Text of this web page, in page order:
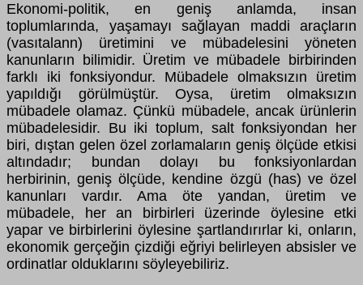
Ekonomi-politik, en geniş anlamda, insan
toplumlarında, yaşamayı sağlayan maddi araçların
(vasıtalann) üretimini ve mübadelesini yöneten
kanunların bilimidir. Üretim ve mübadele birbirinden
farklı iki fonksiyondur. Mübadele olmaksızın üretim
yapıldığı görülmüştür. Oysa, üretim olmaksızın
mübadele olamaz. Çünkü mübadele, ancak ürünlerin
mübadelesidir. Bu iki toplum, salt fonksiyondan her
biri, dıştan gelen özel zorlamaların geniş ölçüde etkisi
altındadır; bundan dolayı bu fonksiyonlardan
herbirinin, geniş ölçüde, kendine özgü (has) ve özel
kanunları vardır. Ama öte yandan, üretim ve
mübadele, her an birbirleri üzerinde öylesine etki
yapar ve birbirlerini öylesine şartlandırırlar ki, onların,
ekonomik gerçeğin çizdiği eğriyi belirleyen absisler ve
ordinatlar olduklarını söyleyebiliriz.